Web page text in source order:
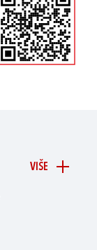
VIŠE